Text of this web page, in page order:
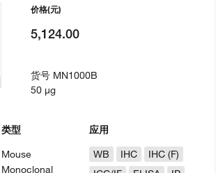
类型
Mouse
Monoclonal
应用
WB
IHC
IHC (F)
价格(元)
5,124.00
货号 MN1000B
50 µg